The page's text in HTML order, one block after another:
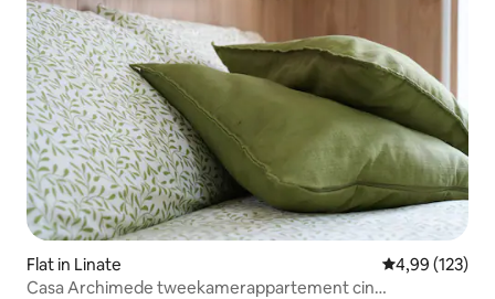
Flat in Linate Gemiddelde
4,99 (123)
Casa Archimede tweekamerappartement cin